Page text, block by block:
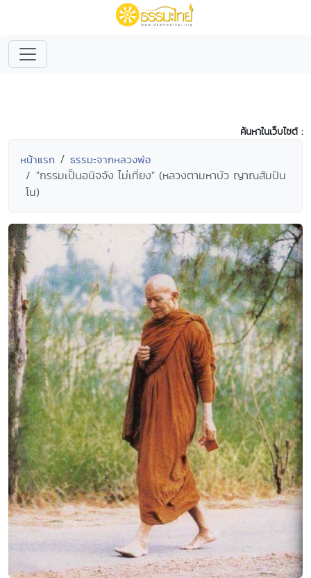
ค้นหาในเว็บไซต์ :
หน้าแรก ธรรมะจากหลวงพ่อ
"กรรมเป็นอนิจจัง ไม่เที่ยง" (หลวงตามหาบัว ญาณสัมปัน
โน)